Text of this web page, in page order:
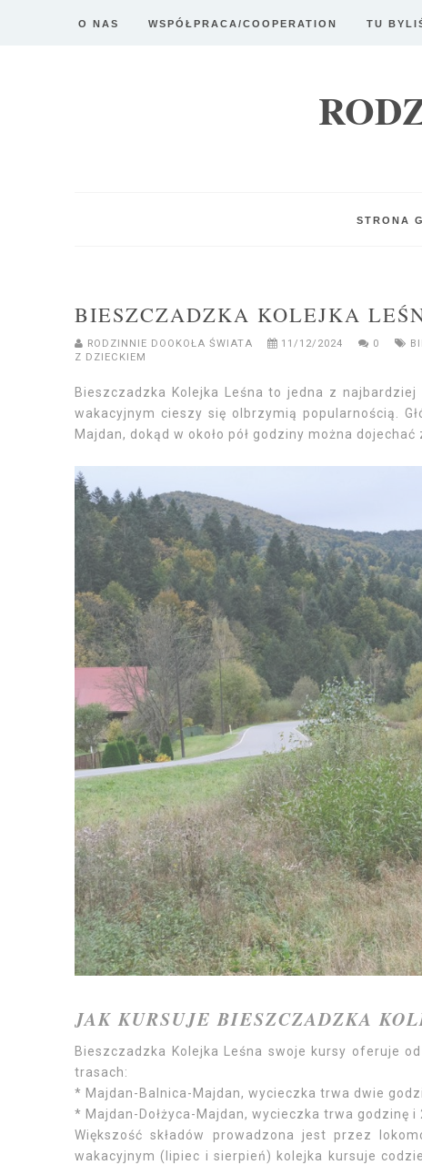
O NAS WSPÓŁPRACA/COOPERATION TU
STRONA
BIESZCZADZKA KOLEJKA
RODZINNIE DOOKOŁA ŚWIATA 11/12/2024 0
Z DZIECKIEM
Bieszczadzka Kolejka Leśna to jedna z
wakacyjnym cieszy się olbrzymią popularnością.
Majdan, dokąd w około pół godziny można
JAK KURSUJE BIESZCZADZKA
Bieszczadzka Kolejka Leśna swoje kursy oferuje
trasach:
* Majdan-Balnica-Majdan, wycieczka trwa dwie
* Majdan-Dołżyca-Majdan, wycieczka trwa godzinę
Większość składów prowadzona jest przez
wakacyjnym (lipiec i sierpień) kolejka kursuje